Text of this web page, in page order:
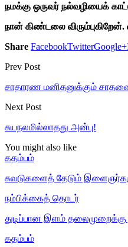
நமக்கு ஒருவர் நல்வழியைக்
நான் கிண்டலை விரும்புகிறேன்.
Share FacebookTwitterGoogle+
Prev Post
சாதாரண மனிதனுக்கும்
Next Post
சுயநலமில்லாதது அன்பு!
You might also like
கதம்பம்
சுவடுகளைத் தேடும்
நம்பிக்கைத் தொடர்
துடிப்பான இளம்
கதம்பம்